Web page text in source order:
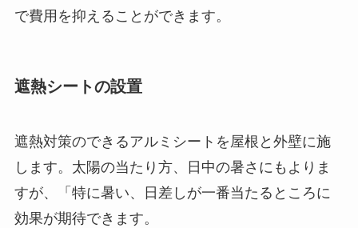
で費用を抑えることができます。
遮熱シートの設置
遮熱対策のできるアルミシートを屋根と外壁に施
します。太陽の当たり方、日中の暑さにもよりま
すが、「特に暑い、日差しが一番当たるところに
効果が期待できます。